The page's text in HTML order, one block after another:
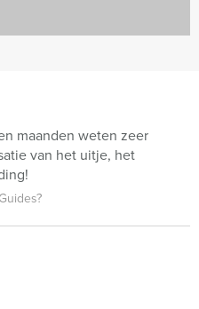
maanden weten zeer
van het uitje, het